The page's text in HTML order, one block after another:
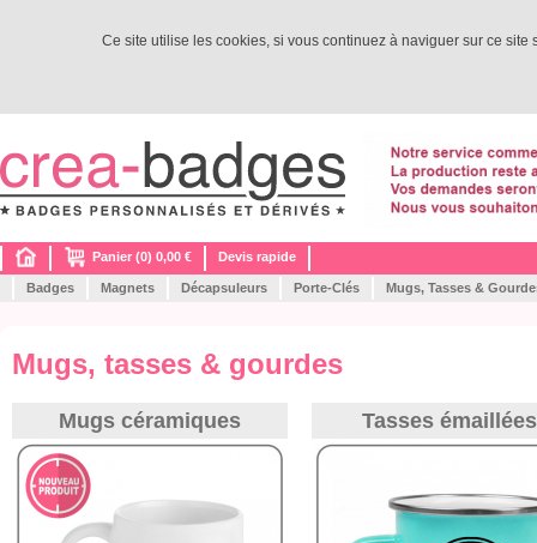
Ce site utilise les cookies, si vous continuez à naviguer sur ce
Panier (0) 0,00 € Devis rapide
Badges Magnets Décapsuleurs Porte-Clés Mugs, Tasses &
Mugs, tasses & gourdes
Mugs céramiques Tasses émaillées